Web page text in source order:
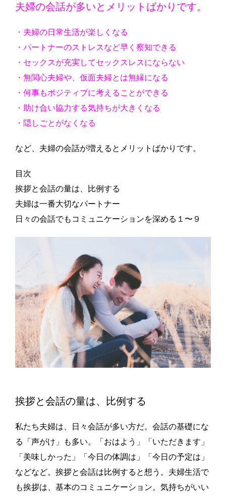
夫婦の会話が多いとメリットばかりです。
・夫婦の日常生活が楽しくなる
・パートナーのストレスなど早く察知できる
・セックスが充実してセックスレスにならない
・無関心夫婦や、仮面夫婦とは無縁になる
・何事もポジティブに考えることができる
・助け合い協力する気持ちが大きくなる
・隠しごとがなくなる
など、夫婦の会話が増えるとメリットばかりです。
目次
挨拶と会話の量は、比例する
夫婦は一番大切なパートナー
日々の会話でもコミュニケーションを深める１〜９
挨拶と会話の量は、比例する
私たち夫婦は、日々会話が多い方だ。会話の基礎にな
る「声がけ」も多い。「おはよう」「いただきます」
「美味しかった」「今日の体調は」「今日の予定は」
などなど。挨拶と会話は比例すると想う。夫婦生活で
も挨拶は、基本のコミュニケーション。気持ちがいい